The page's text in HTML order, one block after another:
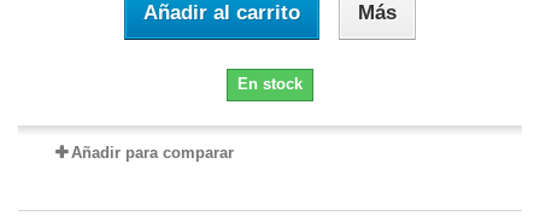
Añadir al carrito Más
En stock
Añadir para comparar